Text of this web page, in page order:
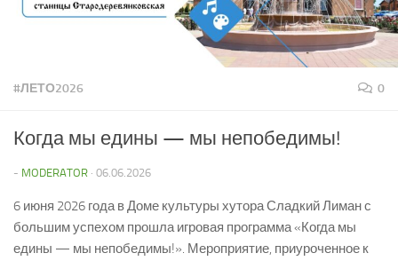
#ЛЕТО2026 0
Когда мы едины — мы непобедимы!
- MODERATOR · 06.06.2026
6 июня 2026 года в Доме культуры хутора Сладкий Лиман с
большим успехом прошла игровая программа «Когда мы
едины — мы непобедимы!». Мероприятие, приуроченное к